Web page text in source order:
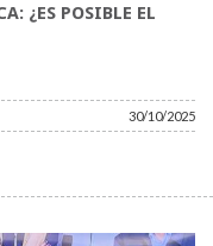
¿ES POSIBLE EL
30/10/2025